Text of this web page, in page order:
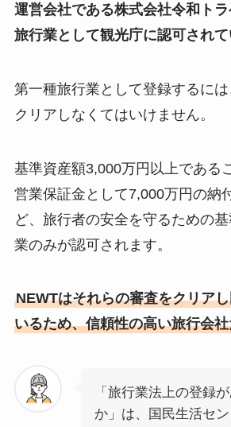
運営会社である株式会社令和ト
旅行業として観光庁に認可されて
第一種旅行業として登録するに
クリアしなくてはいけません。
基準資産額3,000万円以上である
営業保証金として7,000万円の納
ど、旅行者の安全を守るための
業のみが認可されます。
NEWTはそれらの審査をクリア
いるため、信頼性の高い旅行会
「旅行業法上の登録
か」は、国民生活セ